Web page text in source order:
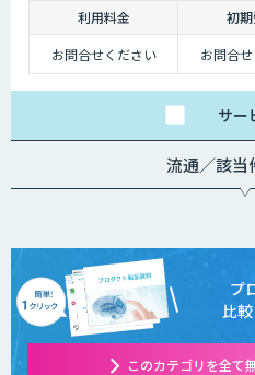
利用料金 初
お問合せください
お問合
サー
流通／該
プ
比
このカテゴリを全て